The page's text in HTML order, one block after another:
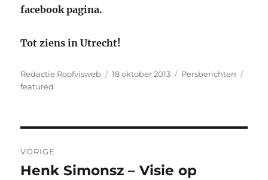
facebook pagina.
Tot ziens in Utrecht!
Auteur
Redactie Roofvisweb
Geplaatst
18 oktober 2013 Categorieën
Persberichten
featured
navigatie
VORIGE
Vorig
Henk Simonsz – Visie op